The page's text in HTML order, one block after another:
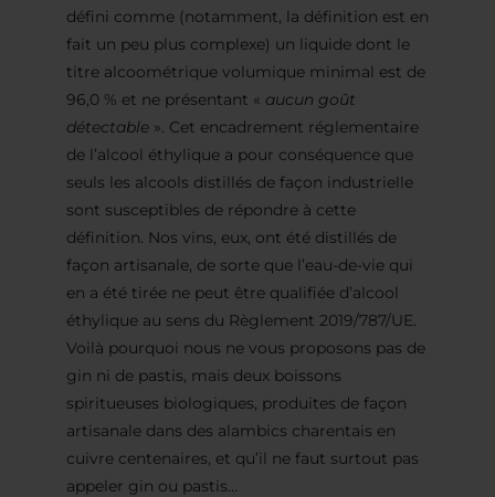
défini comme (notamment, la définition est en
fait un peu plus complexe) un liquide dont le
titre alcoométrique volumique minimal est de
96,0 % et ne présentant « aucun goût
détectable ». Cet encadrement réglementaire
de l’alcool éthylique a pour conséquence que
seuls les alcools distillés de façon industrielle
sont susceptibles de répondre à cette
définition. Nos vins, eux, ont été distillés de
façon artisanale, de sorte que l’eau-de-vie qui
en a été tirée ne peut être qualifiée d’alcool
éthylique au sens du Règlement 2019/787/UE.
Voilà pourquoi nous ne vous proposons pas de
gin ni de pastis, mais deux boissons
spiritueuses biologiques, produites de façon
artisanale dans des alambics charentais en
cuivre centenaires, et qu’il ne faut surtout pas
appeler gin ou pastis…